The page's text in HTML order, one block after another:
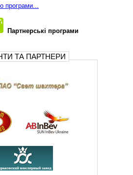
програми...
Партнерські програми
ТА ПАРТНЕРИ